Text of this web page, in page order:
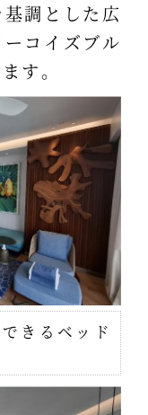
調とした広
コイズブル
す。
きるベッド